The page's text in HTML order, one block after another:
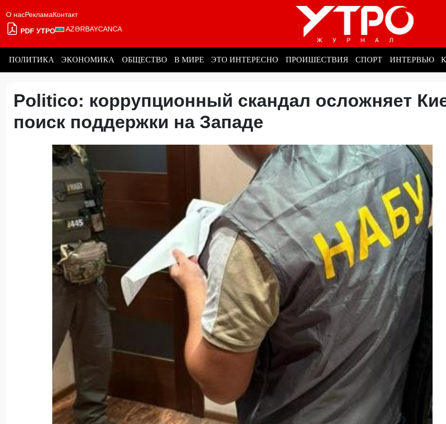
О насРекламаКонтакт
PDF УТРО AZƏRBAYCANCA
ПОЛИТИКА ЭКОНОМИКА ОБЩЕСТВО В МИРЕ ЭТО ИНТЕРЕСНО ПРОИШЕСТВИЯ СПОРТ ИНТЕРВЬЮ
Politico: коррупционный скандал осложняет
поиск поддержки на Западе